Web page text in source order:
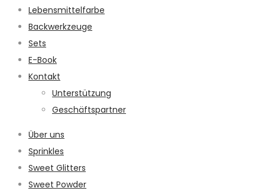
Lebensmittelfarbe
Backwerkzeuge
Sets
E-Book
Kontakt
Unterstützung
Geschäftspartner
Über uns
Sprinkles
Sweet Glitters
Sweet Powder